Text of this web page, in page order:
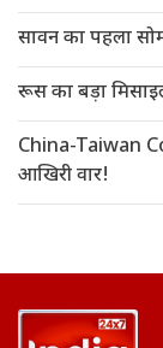
सावन का पहला
रूस का बड़ा
China-Taiwan
आखिरी वार!